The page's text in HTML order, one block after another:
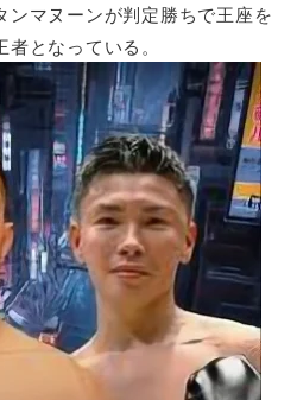
ンマヌーンが判定勝ちで王座を
となっている。